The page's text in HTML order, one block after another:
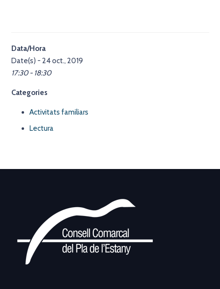
Data/Hora
Date(s) - 24 oct., 2019
17:30 - 18:30
Categories
Activitats familiars
Lectura